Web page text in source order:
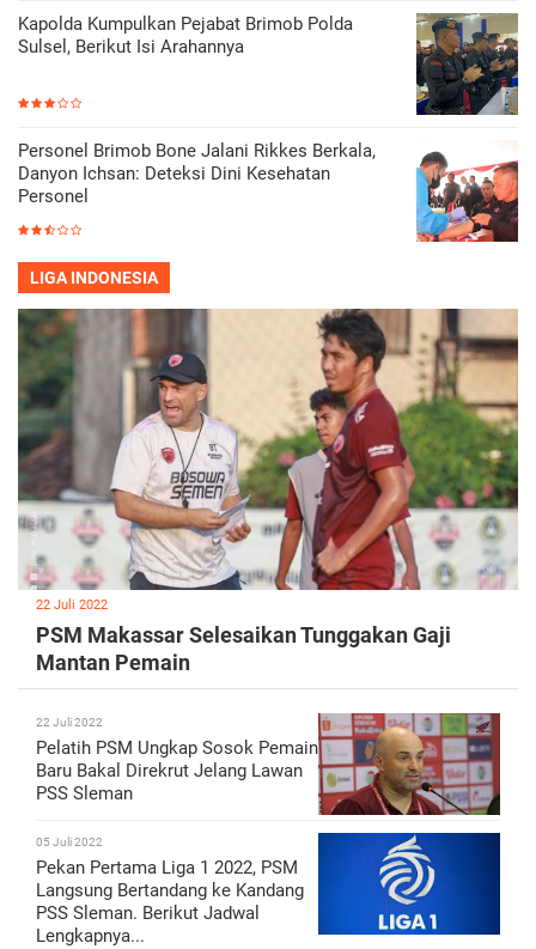
Kapolda Kumpulkan Pejabat Brimob Polda
Sulsel, Berikut Isi Arahannya
Personel Brimob Bone Jalani Rikkes Berkala,
Danyon Ichsan: Deteksi Dini Kesehatan
Personel
LIGA INDONESIA
22 Juli 2022
PSM Makassar Selesaikan Tunggakan Gaji
Mantan Pemain
22 Juli 2022
Pelatih PSM Ungkap Sosok Pemain
Baru Bakal Direkrut Jelang Lawan
PSS Sleman
05 Juli 2022
Pekan Pertama Liga 1 2022, PSM
Langsung Bertandang ke Kandang
PSS Sleman. Berikut Jadwal
Lengkapnya...